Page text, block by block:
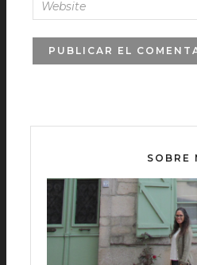
SOBRE